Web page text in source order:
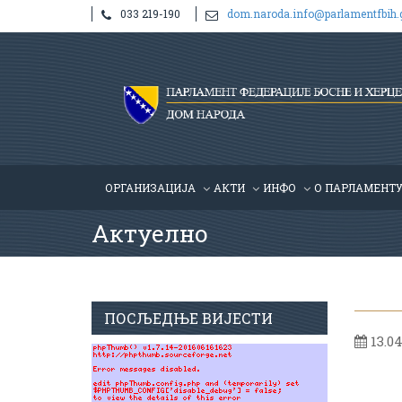
033 219-190
ОРГАНИЗАЦИЈА АКТИ ИНФО О ПАРЛАМЕНТУ
Актуелно
ПОСЉЕДЊЕ ВИЈЕСТИ